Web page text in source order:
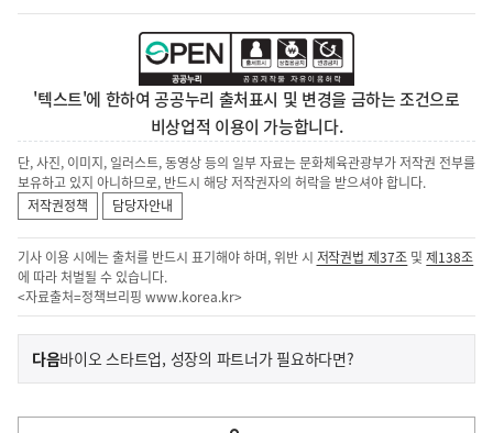
'텍스트'에 한하여 공공누리 출처표시 및 변경을 금하는 조건으로
비상업적 이용이 가능합니다.
단, 사진, 이미지, 일러스트, 동영상 등의 일부 자료는 문화체육관광부가 저작권 전부를
보유하고 있지 아니하므로, 반드시 해당 저작권자의 허락을 받으셔야 합니다.
저작권정책
담당자안내
기사 이용 시에는 출처를 반드시 표기해야 하며, 위반 시 저작권법 제37조 및제138조
에 따라 처벌될 수 있습니다.
<자료출처=정책브리핑 www.korea.kr>
이
전
다
다음기
사
바이오 스타트업, 성장의 파트너가 필요하다면?